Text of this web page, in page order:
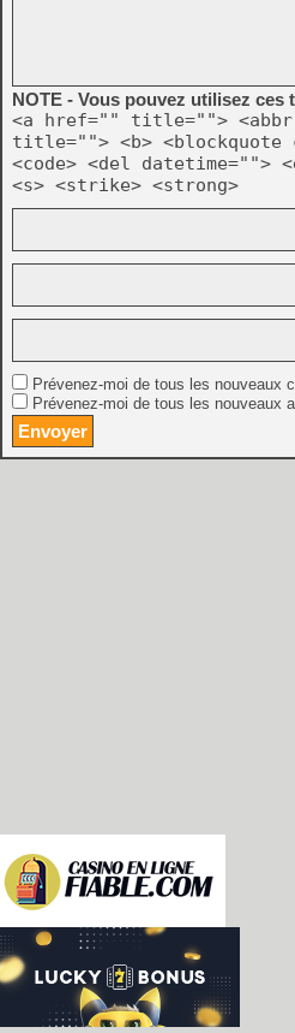
NOTE - Vous pouvez utilisez ces
<a href="" title="">
title=""> <b>
<code> <del datetime="">
<s> <strike> <strong>
Prévenez-moi de tous les nouveaux
Prévenez-moi de tous les nouveaux